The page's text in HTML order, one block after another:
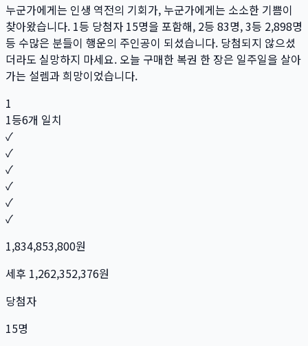
누군가에게는 인생 역전의 기회가, 누군가에게는 소소한 기쁨이
찾아왔습니다. 1등 당첨자 15명을 포함해, 2등 83명, 3등 2,898명
등 수많은 분들이 행운의 주인공이 되셨습니다. 당첨되지 않으셨
더라도 실망하지 마세요. 오늘 구매한 복권 한 장은 일주일을 살아
가는 설렘과 희망이었습니다.
1
1등6개 일치
✓
✓
✓
✓
✓
✓
1,834,853,800원
세후 1,262,352,376원
당첨자
15명